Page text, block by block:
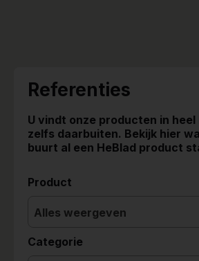
Referenties
U vindt onze producten in heel
zelfs daarbuiten. Bekijk hier
buurt al een HeBlad product
Product
Alles weergeven
Categorie